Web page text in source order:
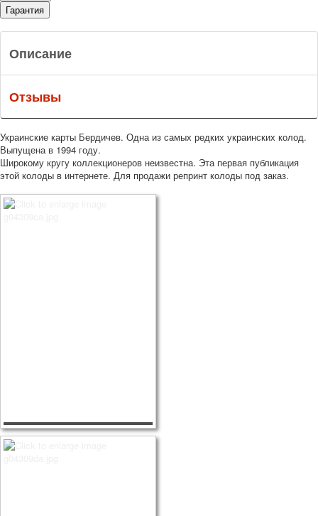
Гарантия
Описание
Отзывы
Украинские карты Бердичев. Одна из самых редких украинских колод.
Выпущена в 1994 году.
Широкому кругу коллекционеров неизвестна. Эта первая публикация
этой колоды в интернете. Для продажи репринт колоды под заказ.